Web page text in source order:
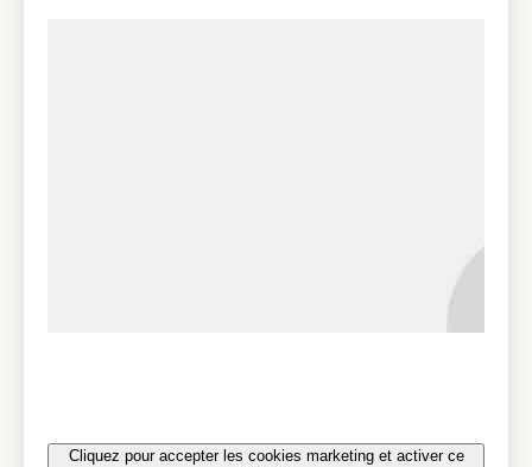
Cliquez pour accepter les cookies marketing et activer ce